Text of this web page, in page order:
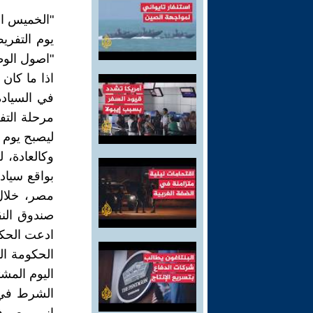
"الخميس
يوم
"اصول
اذا ما
مرحلة
ليصبح يوم 27 اكتوبر، يوم "الخميس الاسود" في تاريخ مصر المعاصر.
بواقع
صندوق
الحكومة
اليوم
الشرط